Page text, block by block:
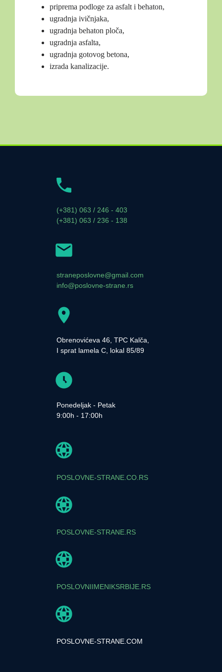
priprema podloge za asfalt i behaton,
ugradnja ivičnjaka,
ugradnja behaton ploča,
ugradnja asfalta,
ugradnja gotovog betona,
izrada kanalizacije.
(+381) 063 / 246 - 403
(+381) 063 / 236 - 138
straneposlovne@gmail.com
info@poslovne-strane.rs
Obrenovićeva 46, TPC Kalča,
I sprat lamela C, lokal 85/89
Ponedeljak - Petak
9:00h - 17:00h
POSLOVNE-STRANE.CO.RS
POSLOVNE-STRANE.RS
POSLOVNIIMENIKSRBIJE.RS
POSLOVNE-STRANE.COM